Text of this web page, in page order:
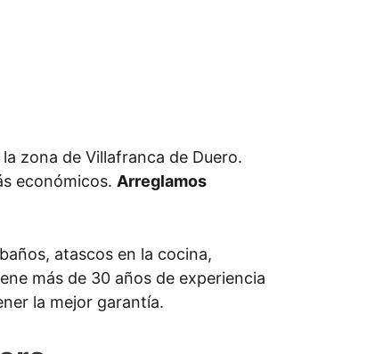
zona de Villafranca de Duero.
económicos. Arreglamos
atascos en la cocina,
más de 30 años de experiencia
la mejor garantía.